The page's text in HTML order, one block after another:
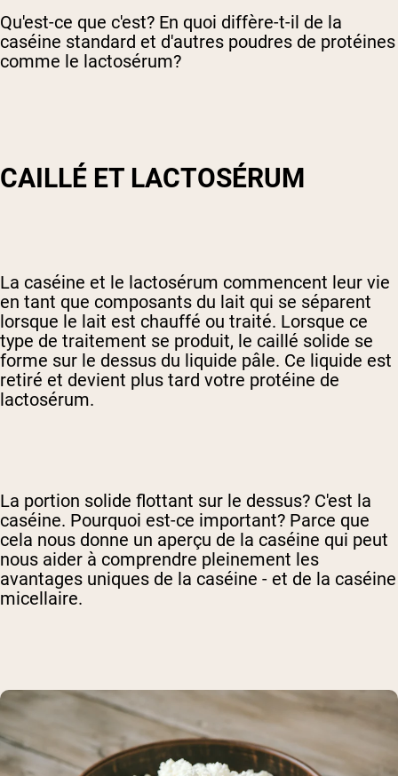
Qu'est-ce que c'est? En quoi diffère-t-il de la
caséine standard et d'autres poudres de protéines
comme le lactosérum?
CAILLÉ ET LACTOSÉRUM
La caséine et le lactosérum commencent leur vie
en tant que composants du lait qui se séparent
lorsque le lait est chauffé ou traité. Lorsque ce
type de traitement se produit, le caillé solide se
forme sur le dessus du liquide pâle. Ce liquide est
retiré et devient plus tard votre protéine de
lactosérum.
La portion solide flottant sur le dessus? C'est la
caséine. Pourquoi est-ce important? Parce que
cela nous donne un aperçu de la caséine qui peut
nous aider à comprendre pleinement les
avantages uniques de la caséine - et de la caséine
micellaire.